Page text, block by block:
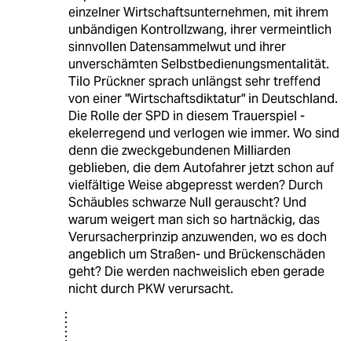
einzelner Wirtschaftsunternehmen, mit ihrem
unbändigen Kontrollzwang, ihrer vermeintlich
sinnvollen Datensammelwut und ihrer
unverschämten Selbstbedienungsmentalität.
Tilo Prückner sprach unlängst sehr treffend
von einer "Wirtschaftsdiktatur" in Deutschland.
Die Rolle der SPD in diesem Trauerspiel -
ekelerregend und verlogen wie immer. Wo sind
denn die zweckgebundenen Milliarden
geblieben, die dem Autofahrer jetzt schon auf
vielfältige Weise abgepresst werden? Durch
Schäubles schwarze Null gerauscht? Und
warum weigert man sich so hartnäckig, das
Verursacherprinzip anzuwenden, wo es doch
angeblich um Straßen- und Brückenschäden
geht? Die werden nachweislich eben gerade
nicht durch PKW verursacht.